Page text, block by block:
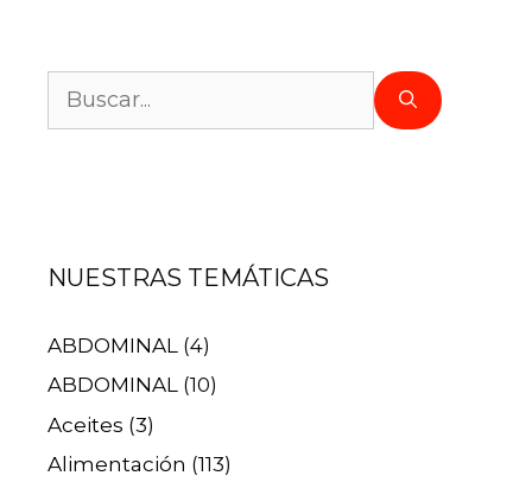
NUESTRAS TEMÁTICAS
ABDOMINAL (4)
ABDOMINAL (10)
Aceites (3)
Alimentación (113)